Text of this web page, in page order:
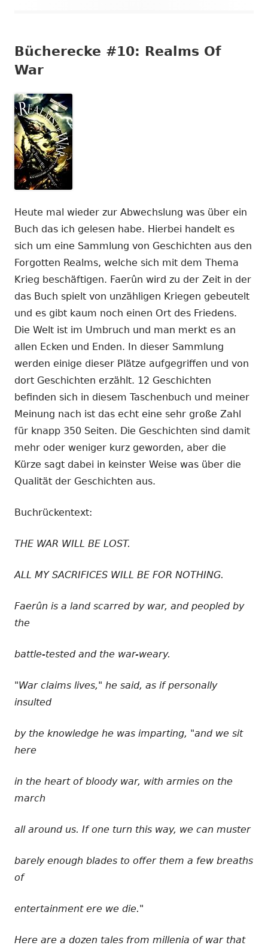
Bücherecke #10: Realms Of
War
Heute mal wieder zur Abwechslung was über ein
Buch das ich gelesen habe. Hierbei handelt es
sich um eine Sammlung von Geschichten aus den
Forgotten Realms, welche sich mit dem Thema
Krieg beschäftigen. Faerûn wird zu der Zeit in der
das Buch spielt von unzähligen Kriegen gebeutelt
und es gibt kaum noch einen Ort des Friedens.
Die Welt ist im Umbruch und man merkt es an
allen Ecken und Enden. In dieser Sammlung
werden einige dieser Plätze aufgegriffen und von
dort Geschichten erzählt. 12 Geschichten
befinden sich in diesem Taschenbuch und meiner
Meinung nach ist das echt eine sehr große Zahl
für knapp 350 Seiten. Die Geschichten sind damit
mehr oder weniger kurz geworden, aber die
Kürze sagt dabei in keinster Weise was über die
Qualität der Geschichten aus.
Buchrückentext:
THE WAR WILL BE LOST.
ALL MY SACRIFICES WILL BE FOR NOTHING.
Faerûn is a land scarred by war, and peopled by
the
battle-tested and the war-weary.
"War claims lives," he said, as if personally
insulted
by the knowledge he was imparting, "and we sit
here
in the heart of bloody war, with armies on the
march
all around us. If one turn this way, we can muster
barely enough blades to offer them a few breaths
of
entertainment ere we die."
Here are a dozen tales from millenia of war that